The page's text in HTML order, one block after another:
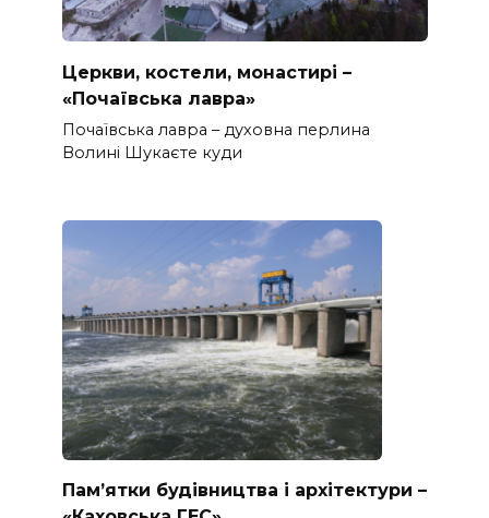
Церкви, костели, монастирі –
«Почаївська лавра»
Почаївська лавра – духовна перлина
Волині Шукаєте куди
Пам’ятки будівництва і архітектури –